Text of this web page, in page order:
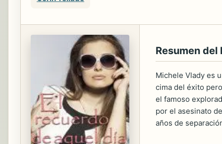
Resumen del
Michele Vlady es
cima del éxito
el famoso
por el asesinato
años de